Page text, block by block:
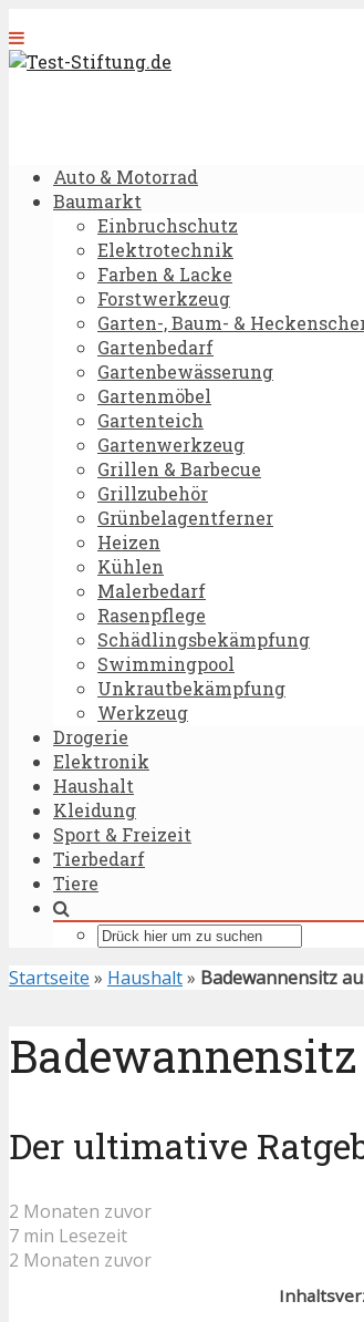
Auto & Motorrad
Baumarkt
Einbruchschutz
Elektrotechnik
Farben & Lacke
Forstwerkzeug
Garten-, Baum- &
Gartenbedarf
Gartenbewässerung
Gartenmöbel
Gartenteich
Gartenwerkzeug
Grillen & Barbecue
Grillzubehör
Grünbelagentferner
Heizen
Kühlen
Malerbedarf
Rasenpflege
Schädlingsbekämpfung
Swimmingpool
Unkrautbekämpfung
Werkzeug
Drogerie
Elektronik
Haushalt
Kleidung
Sport & Freizeit
Tierbedarf
Tiere
Startseite » Haushalt» Badewannensitz
Der ultimative
2 Monaten zuvor
7 min Lesezeit
2 Monaten zuvor